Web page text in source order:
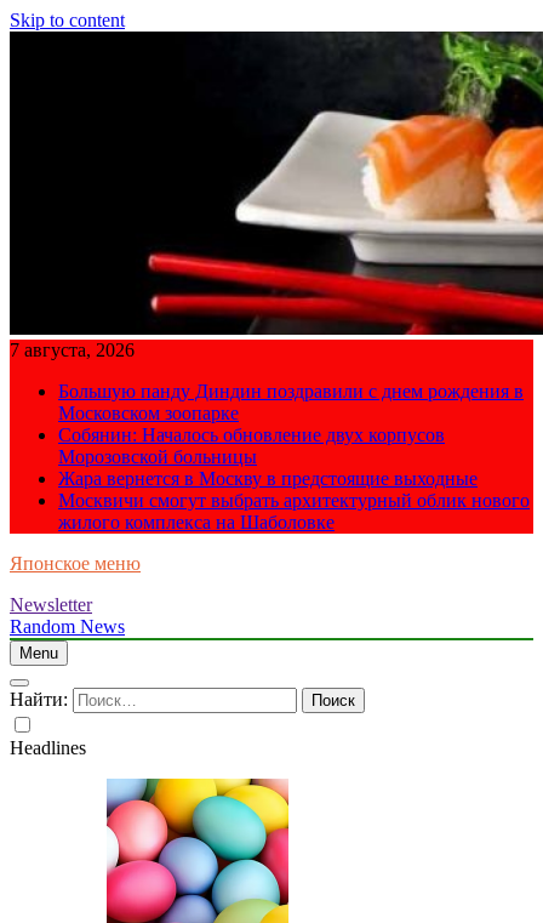
Skip to content
7 августа, 2026
Большую панду Диндин поздравили с днем рождения в
Московском зоопарке
Собянин: Началось обновление двух корпусов
Морозовской больницы
Жара вернется в Москву в предстоящие выходные
Москвичи смогут выбрать архитектурный облик нового
жилого комплекса на Шаболовке
Японское меню
Newsletter
Random News
Menu
Найти:
Headlines